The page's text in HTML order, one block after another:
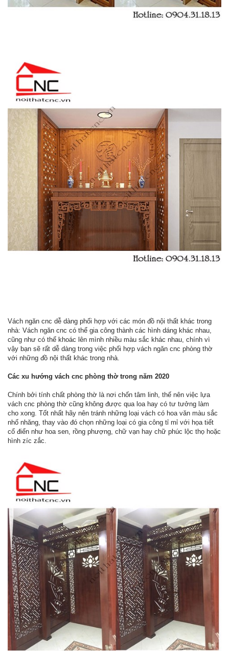
Vách ngăn cnc dễ dàng phối hợp với các món đồ nội thất khác trong
nhà: Vách ngăn cnc có thể gia công thành các hình dáng khác nhau,
cũng như có thể khoác lên mình nhiều màu sắc khác nhau, chính vì
vậy bạn sẽ rất dễ dàng trong việc phối hợp vách ngăn cnc phòng thờ
với những đồ nội thất khác trong nhà.
Các xu hướng vách cnc phòng thờ trong năm 2020
Chính bởi tính chất phòng thờ là nơi chốn tâm linh, thế nên việc lựa
vách cnc phòng thờ cũng không được qua loa hay có tư tưởng làm
cho xong. Tốt nhất hãy nên tránh những loại vách có hoa văn màu sắc
nhố nhăng, thay vào đó chọn những loại có gia công tỉ mỉ với họa tiết
cổ điển như hoa sen, rồng phượng, chữ vạn hay chữ phúc lộc thọ hoặc
hình zíc zắc.